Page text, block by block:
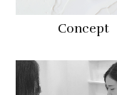
Concept